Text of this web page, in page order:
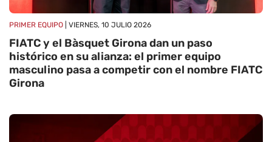
PRIMER EQUIPO | VIERNES, 10 JULIO 2026
FIATC y el Bàsquet Girona dan un paso
histórico en su alianza: el primer equipo
masculino pasa a competir con el nombre FIATC
Girona